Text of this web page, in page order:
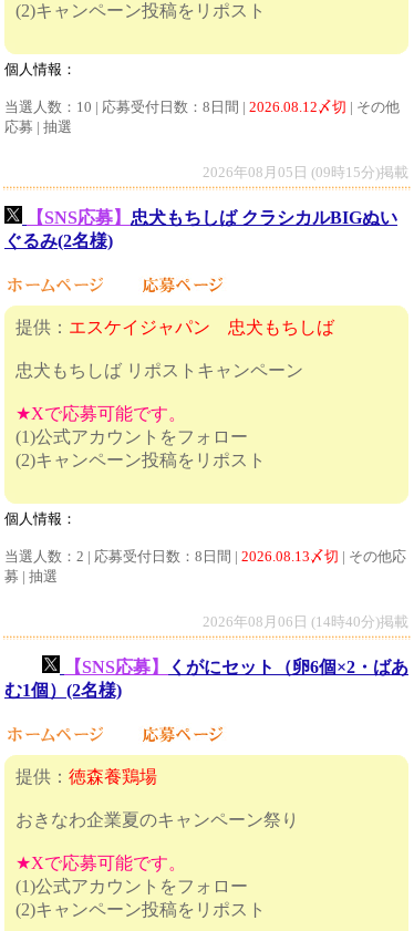
(2)キャンペーン投稿をリポスト
個人情報：
当選人数：10 | 応募受付日数：8日間 | 2026.08.12〆切 | その他
応募 | 抽選
2026年08月05日 (09時15分)掲載
【SNS応募】 忠犬もちしば クラシカルBIGぬい
ぐるみ(2名様)
提供： エスケイジャパン 忠犬もちしば
忠犬もちしば リポストキャンペーン
★Xで応募可能です。
(1)公式アカウントをフォロー
(2)キャンペーン投稿をリポスト
個人情報：
当選人数：2 | 応募受付日数：8日間 | 2026.08.13〆切 | その他応
募 | 抽選
2026年08月06日 (14時40分)掲載
【SNS応募】
くがにセット（卵6個×2・ばあ
む1個）(2名様)
提供： 徳森養鶏場
おきなわ企業夏のキャンペーン祭り
★Xで応募可能です。
(1)公式アカウントをフォロー
(2)キャンペーン投稿をリポスト